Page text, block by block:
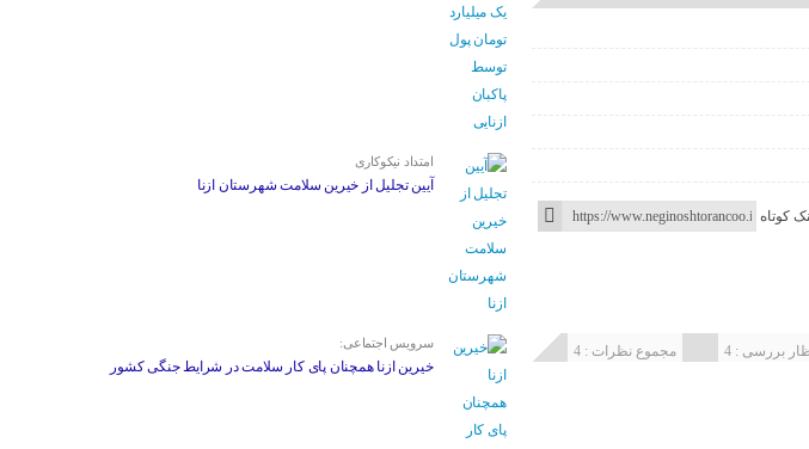
کوتاه
مجموع نظرات : 4 بررسی : 4
امتداد نیکوکاری
آیین تجلیل از خیرین سلامت شهرستان ازنا
سرویس اجتماعی:
خیرین ازنا همچنان پای کار سلامت در شرایط جنگی کشور